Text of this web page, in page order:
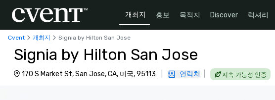
개최지 홍보 목적지 Discover 럭셔리
Cvent 개최지 Signia by Hilton San Jose
Signia by Hilton San Jose
170 S Market St, San Jose, CA, 미국, 95113 연락처 지속 가능성 인증